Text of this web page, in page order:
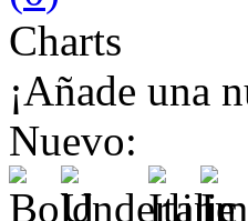
Charts
¡Añade una
Nuevo: